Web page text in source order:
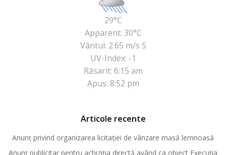
29°C
Apparent: 30°C
Vântul: 2.65 m/s S
UV-Index: -1
Răsarit: 6:15 am
Apus: 8:52 pm
Articole recente
Anunț privind organizarea licitației de vânzare masă lemnoasă
Anunț publicitar pentru achiziția directă având ca obiect Execuția